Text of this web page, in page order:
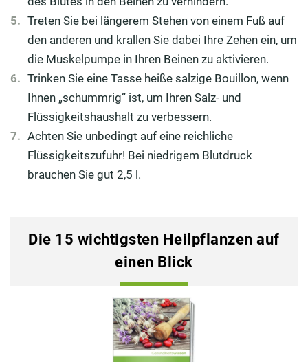
Treten Sie bei längerem Stehen von einem Fuß auf
den anderen und krallen Sie dabei Ihre Zehen ein, um
die Muskelpumpe in Ihren Beinen zu aktivieren.
Trinken Sie eine Tasse heiße salzige Bouillon, wenn
Ihnen „schummrig“ ist, um Ihren Salz- und
Flüssigkeitshaushalt zu verbessern.
Achten Sie unbedingt auf eine reichliche
Flüssigkeitszufuhr! Bei niedrigem Blutdruck
brauchen Sie gut 2,5 l.